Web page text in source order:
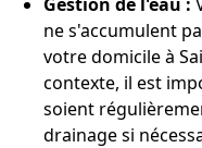
ne s'accumulent
votre domicile à
contexte, il est
soient
drainage si